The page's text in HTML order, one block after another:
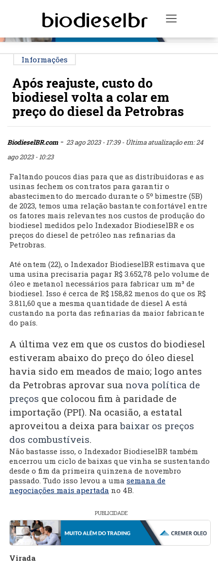
Toggle
Informações
Após reajuste, custo do
biodiesel volta a colar em
preço do diesel da Petrobras
BiodieselBR.com- 23 ago 2023 - 17:39- Última atualização em: 24
ago 2023 - 10:23
Faltando poucos dias para que as distribuidoras e as
usinas fechem os contratos para garantir o
abastecimento do mercado durante o 5º bimestre (5B)
de 2023, temos uma relação bastante confortável entre
os fatores mais relevantes nos custos de produção do
biodiesel medidos pelo Indexador BiodieselBR e os
preços do diesel de petróleo nas refinarias da
Petrobras.
Até ontem (22), o Indexador BiodieselBR estimava que
uma usina precisaria pagar R$ 3.652,78 pelo volume de
óleo e metanol necessários para fabricar um m³ de
biodiesel. Isso é cerca de R$ 158,82 menos do que os R$
3.811,60 que a mesma quantidade de diesel A está
custando na porta das refinarias da maior fabricante
do país.
A última vez em que os custos do biodiesel
estiveram abaixo do preço do óleo diesel
havia sido em meados de maio; logo antes
da Petrobras aprovar sua nova política de
preços que colocou fim à paridade de
importação (PPI). Na ocasião, a estatal
aproveitou a deixa parabaixar os preços
dos combustíveis.
Não bastasse isso, o Indexador BiodieselBR também
encerrou um ciclo de baixas que vinha se sustentando
desde o fim da primeira quinzena de novembro
passado. Tudo isso levou a uma semana de
negociações mais apertada no 4B.
PUBLICIDADE
Virada